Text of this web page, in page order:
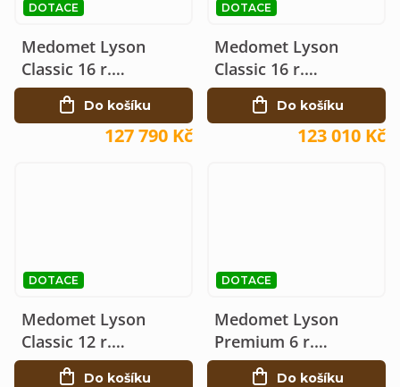
DOTACE
Medomet Lyson
Classic 16 r.
elektrický 230V Ø120,
Dadant
127 790 Kč
Do košíku
DOTACE
Medomet Lyson
Classic 16 r.
elektrický 230V Ø120
123 010 Kč
Do košíku
DOTACE
Medomet Lyson
Classic 12 r.
elektrický 230V Ø120
Do košíku
DOTACE
Medomet Lyson
Premium 6 r.
elektrický 230V Ø100
Do košíku